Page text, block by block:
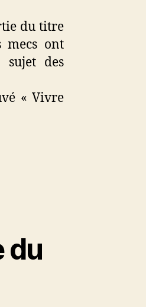
du titre
mecs ont
des
« Vivre
du